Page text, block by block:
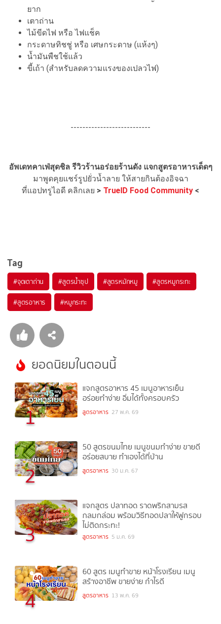
ยาก
เตาถ่าน
ไม้ขีดไฟ หรือ ไฟแช็ค
กระดาษทิชชู่ หรือ เศษกระดาษ (แห้งๆ)
น้ำมันพืชใช้แล้ว
ขี้เถ้า (สำหรับลดความแรงของเปลวไฟ)
---------------------------
อัพเดทคาเฟ่สุดชิล รีวิวร้านอร่อยร้านดัง แจกสูตรอาหารเด็ดๆ
มาพูดคุยแชร์รูปยั่วน้ำลาย ให้สายกินต้องอิจฉา
ที่แอปทรูไอดี คลิกเลย > TrueID Food Community <
Tag
#จุดเตาถ่าน #สูตรน้ำซุป #สูตรหมักหมู #สูตรหมูกระทะ
#สูตรอาหาร #หมูกระทะ
ยอดนิยมในตอนนี้
1
แจกสูตรอาหาร 45 เมนูอาหารเย็น
อร่อยทำง่าย อิ่มได้ทั้งครอบครัว
สูตรอาหาร 27 พ.ค. 69
2
50 สูตรขนมไทย เมนูขนมทำง่าย ขายดี
อร่อยสบาย ทำเองได้ที่บ้าน
สูตรอาหาร 30 ม.ค. 67
3
แจกสูตร ปลาทอด ราดพริกสามรส
กลมกล่อม พร้อมวิธีทอดปลาให้ฟูกรอบ
ไม่ติดกระทะ!
สูตรอาหาร 5 ม.ค. 69
4
60 สูตร เมนูทำขาย หน้าโรงเรียน เมนู
สร้างอาชีพ ขายง่าย กำไรดี
สูตรอาหาร 13 พ.ค. 69